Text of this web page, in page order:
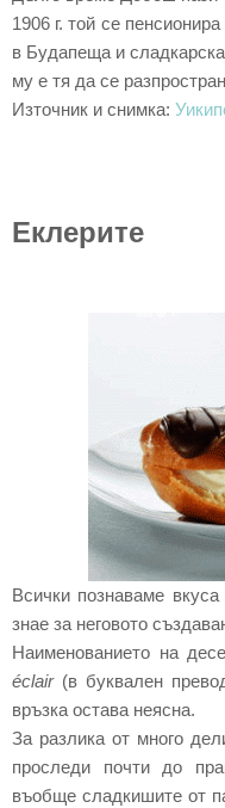
1906 г. той се
в Будапеща и
му е тя да се
Източник и снимка:
Еклерите
Всички познаваме
знае за неговото
Наименованието на
éclair(в буквален
връзка остава неясна.
За разлика от много
проследи почти до
въобще сладкишите от